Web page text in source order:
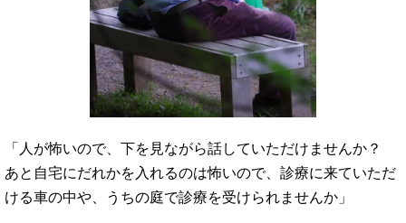
「人が怖いので、下を見ながら話していただけませんか？
あと自宅にだれかを入れるのは怖いので、診療に来ていただ
ける車の中や、うちの庭で診療を受けられませんか」